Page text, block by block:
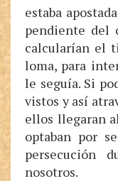
estaba
pendiente del
calcularían el
loma, para
le seguía. Si
vistos y así
ellos llegaran
optaban por
persecución
nosotros.